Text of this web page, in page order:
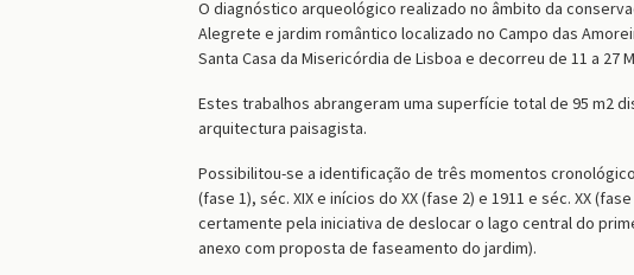
O diagnóstico arqueológico realizado no âmbito da
Alegrete e jardim romântico localizado no Campo das
Santa Casa da Misericórdia de Lisboa e decorreu de 11 a 27
Estes trabalhos abrangeram uma superfície total de 95 m2
arquitectura paisagista.
Possibilitou-se a identificação de três momentos
(fase 1), séc. XIX e inícios do XX (fase 2) e 1911 e séc. XX
certamente pela iniciativa de deslocar o lago central do
anexo com proposta de faseamento do jardim).